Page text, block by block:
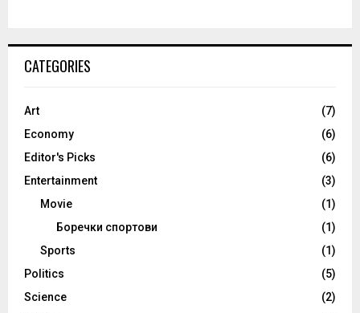
CATEGORIES
Art
(7)
Economy
(6)
Editor's Picks
(6)
Entertainment
(3)
Movie
(1)
Боречки спортови
(1)
Sports
(1)
Politics
(5)
Science
(2)